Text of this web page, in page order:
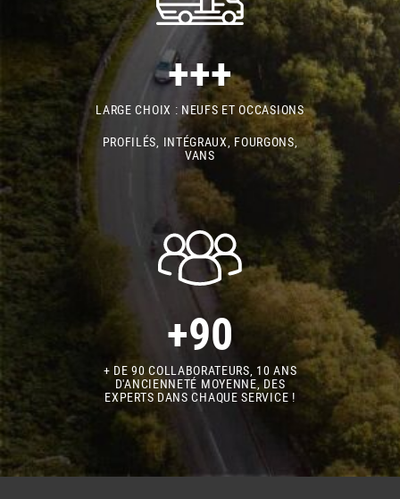
+++
LARGE CHOIX : NEUFS ET OCCASIONS
PROFILÉS, INTÉGRAUX, FOURGONS,
VANS
+90
+ DE 90 COLLABORATEURS, 10 ANS
D'ANCIENNETÉ MOYENNE, DES
EXPERTS DANS CHAQUE SERVICE !